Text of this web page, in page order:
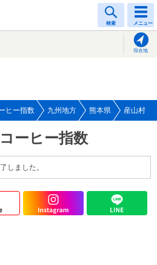
検索 メニュー
現在地
ヒー指数 九州地方 熊本県 産山村
ーヒー指数
しました。